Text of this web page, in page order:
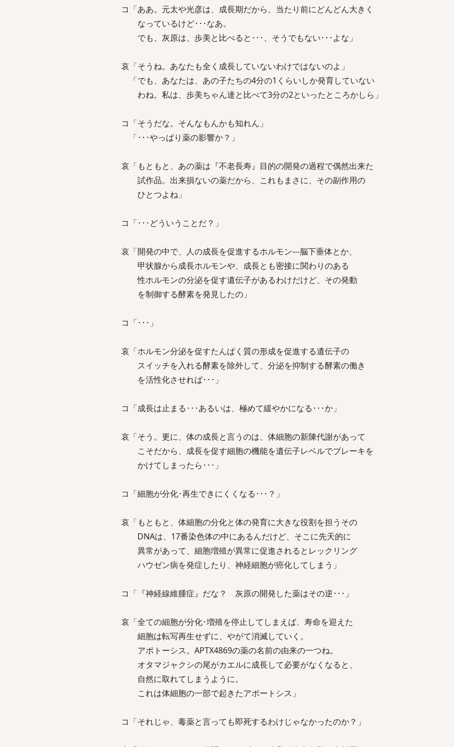
コ「ああ。元太や光彦は、成長期だから、当たり前にどんどん大きく
なっているけど･･･なあ。
でも、灰原は、歩美と比べると･･･、そうでもない･･･よな」
哀「そうね。あなたも全く成長していないわけではないのよ」
「でも、あなたは、あの子たちの4分の1くらいしか発育していない
わね。私は、歩美ちゃん達と比べて3分の2といったところかしら」
コ「そうだな。そんなもんかも知れん」
「･･･やっぱり薬の影響か？」
哀「もともと、あの薬は『不老長寿』目的の開発の過程で偶然出来た
試作品。出来損ないの薬だから、これもまさに、その副作用の
ひとつよね」
コ「･･･どういうことだ？」
哀「開発の中で、人の成長を促進するホルモン---脳下垂体とか、
甲状腺から成長ホルモンや、成長とも密接に関わりのある
性ホルモンの分泌を促す遺伝子があるわけだけど、その発動
を制御する酵素を発見したの」
コ「･･･」
哀「ホルモン分泌を促すたんぱく質の形成を促進する遺伝子の
スイッチを入れる酵素を除外して、分泌を抑制する酵素の働き
を活性化させれば･･･」
コ「成長は止まる･･･あるいは、極めて緩やかになる･･･か」
哀「そう。更に、体の成長と言うのは、体細胞の新陳代謝があって
こそだから、成長を促す細胞の機能を遺伝子レベルでブレーキを
かけてしまったら･･･」
コ「細胞が分化･再生できにくくなる･･･？」
哀「もともと、体細胞の分化と体の発育に大きな役割を担うその
DNAは、17番染色体の中にあるんだけど、そこに先天的に
異常があって、細胞増殖が異常に促進されるとレックリング
ハウゼン病を発症したり、神経細胞が癌化してしまう」
コ「『神経線維腫症』だな？ 灰原の開発した薬はその逆･･･」
哀「全ての細胞が分化･増殖を停止してしまえば、寿命を迎えた
細胞は転写再生せずに、やがて消滅していく。
アポトーシス。APTX4869の薬の名前の由来の一つね。
オタマジャクシの尾がカエルに成長して必要がなくなると、
自然に取れてしまうように。
これは体細胞の一部で起きたアポートシス」
コ「それじゃ、毒薬と言っても即死するわけじゃなかったのか？」